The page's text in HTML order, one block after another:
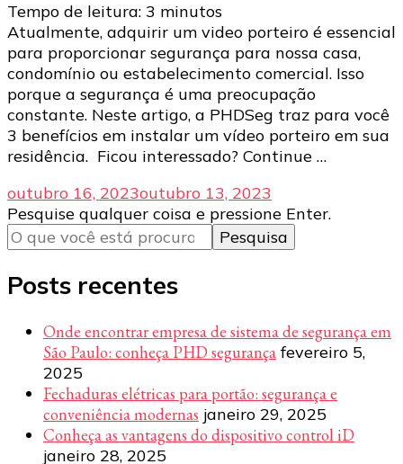
Tempo de leitura: 3 minutos
Atualmente, adquirir um video porteiro é essencial
para proporcionar segurança para nossa casa,
condomínio ou estabelecimento comercial. Isso
porque a segurança é uma preocupação
constante. Neste artigo, a PHDSeg traz para você
3 benefícios em instalar um vídeo porteiro em sua
residência. Ficou interessado? Continue …
outubro 16, 2023outubro 13, 2023
Procurando
algo?
Pesquise qualquer coisa e pressione Enter.
Posts recentes
Onde encontrar empresa de sistema de segurança em
São Paulo: conheça PHD segurança fevereiro 5,
2025
Fechaduras elétricas para portão: segurança e
conveniência modernas janeiro 29, 2025
Conheça as vantagens do dispositivo control iD
janeiro 28, 2025